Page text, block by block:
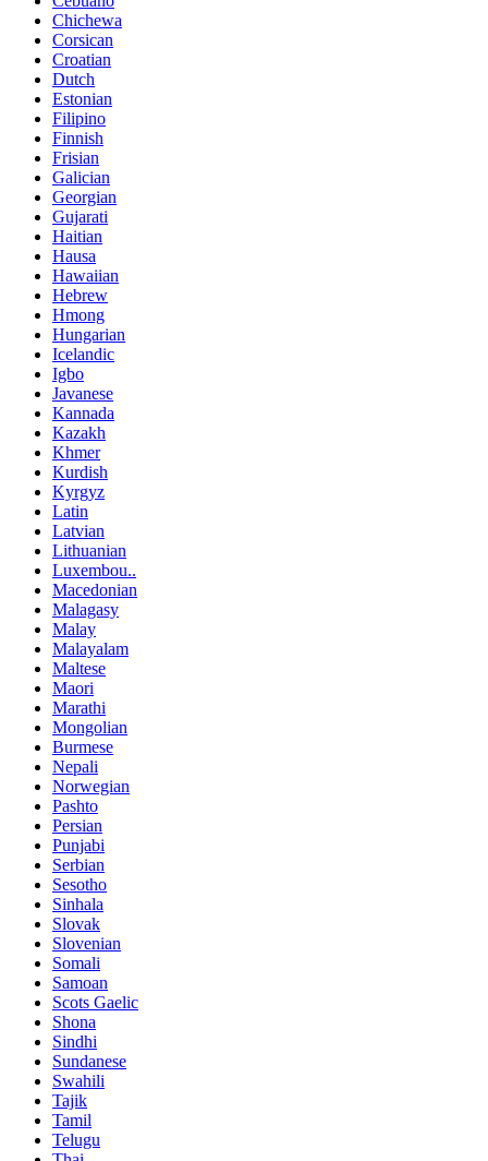
Chichewa
Corsican
Croatian
Dutch
Estonian
Filipino
Finnish
Frisian
Galician
Georgian
Gujarati
Haitian
Hausa
Hawaiian
Hebrew
Hmong
Hungarian
Icelandic
Igbo
Javanese
Kannada
Kazakh
Khmer
Kurdish
Kyrgyz
Latin
Latvian
Lithuanian
Luxembou..
Macedonian
Malagasy
Malay
Malayalam
Maltese
Maori
Marathi
Mongolian
Burmese
Nepali
Norwegian
Pashto
Persian
Punjabi
Serbian
Sesotho
Sinhala
Slovak
Slovenian
Somali
Samoan
Scots Gaelic
Shona
Sindhi
Sundanese
Swahili
Tajik
Tamil
Telugu